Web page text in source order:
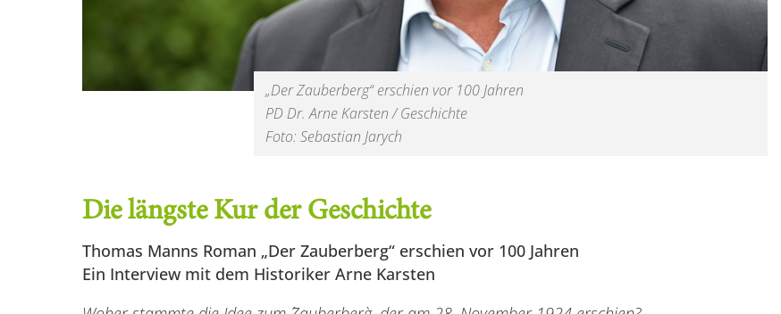
„Der Zauberberg“ erschien vor 100 Jahren
PD Dr. Arne Karsten / Geschichte
Foto: Sebastian Jarych
Die längste Kur der Geschichte
Thomas Manns Roman „Der Zauberberg“ erschien vor 100 Jahren
Ein Interview mit dem Historiker Arne Karsten